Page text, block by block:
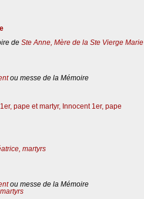
de Ste Anne, Mère de la Ste Vierge Marie
ou messe de la Mémoire
pape et martyr, Innocent 1er, pape
martyrs
ou messe de la Mémoire